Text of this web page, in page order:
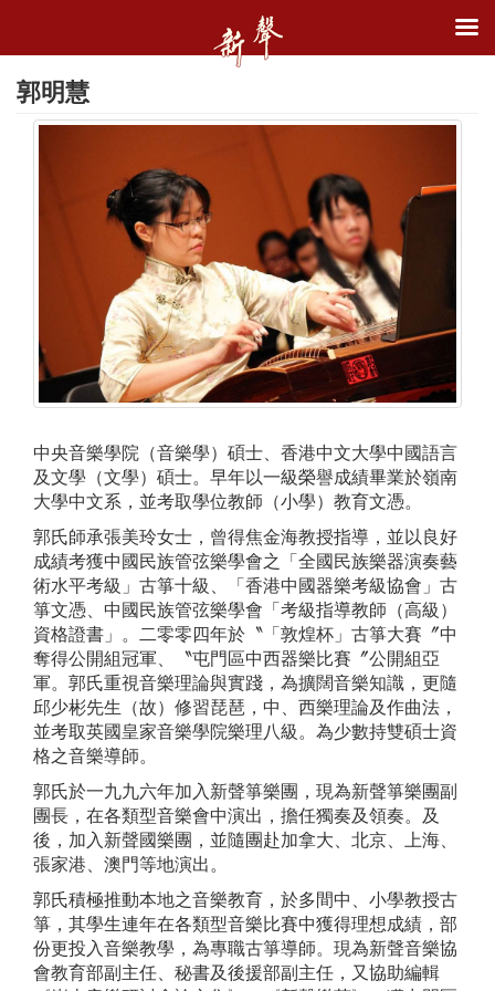
郭明慧
中央音樂學院（音樂學）碩士、香港中文大學中國語言
及文學（文學）碩士。早年以一級榮譽成績畢業於嶺南
大學中文系，並考取學位教師（小學）教育文憑。
郭氏師承張美玲女士，曾得焦金海教授指導，並以良好
成績考獲中國民族管弦樂學會之「全國民族樂器演奏藝
術水平考級」古箏十級、「香港中國器樂考級協會」古
箏文憑、中國民族管弦樂學會「考級指導教師（高級）
資格證書」。二零零四年於〝「敦煌杯」古箏大賽〞中
奪得公開組冠軍、〝屯門區中西器樂比賽〞公開組亞
軍。郭氏重視音樂理論與實踐，為擴闊音樂知識，更隨
邱少彬先生（故）修習琵琶，中、西樂理論及作曲法，
並考取英國皇家音樂學院樂理八級。為少數持雙碩士資
格之音樂導師。
郭氏於一九九六年加入新聲箏樂團，現為新聲箏樂團副
團長，在各類型音樂會中演出，擔任獨奏及領奏。及
後，加入新聲國樂團，並隨團赴加拿大、北京、上海、
張家港、澳門等地演出。
郭氏積極推動本地之音樂教育，於多間中、小學教授古
箏，其學生連年在各類型音樂比賽中獲得理想成績，部
份更投入音樂教學，為專職古箏導師。現為新聲音樂協
會教育部副主任、秘書及後援部副主任，又協助編輯